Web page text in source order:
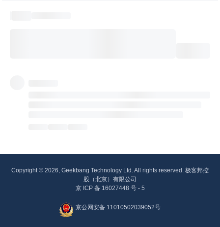
Copyright © 2026, Geekbang Technology Ltd. All rights reserved. 极客邦控
股（北京）有限公司
京 ICP 备 16027448 号 - 5
京公网安备 11010502039052号